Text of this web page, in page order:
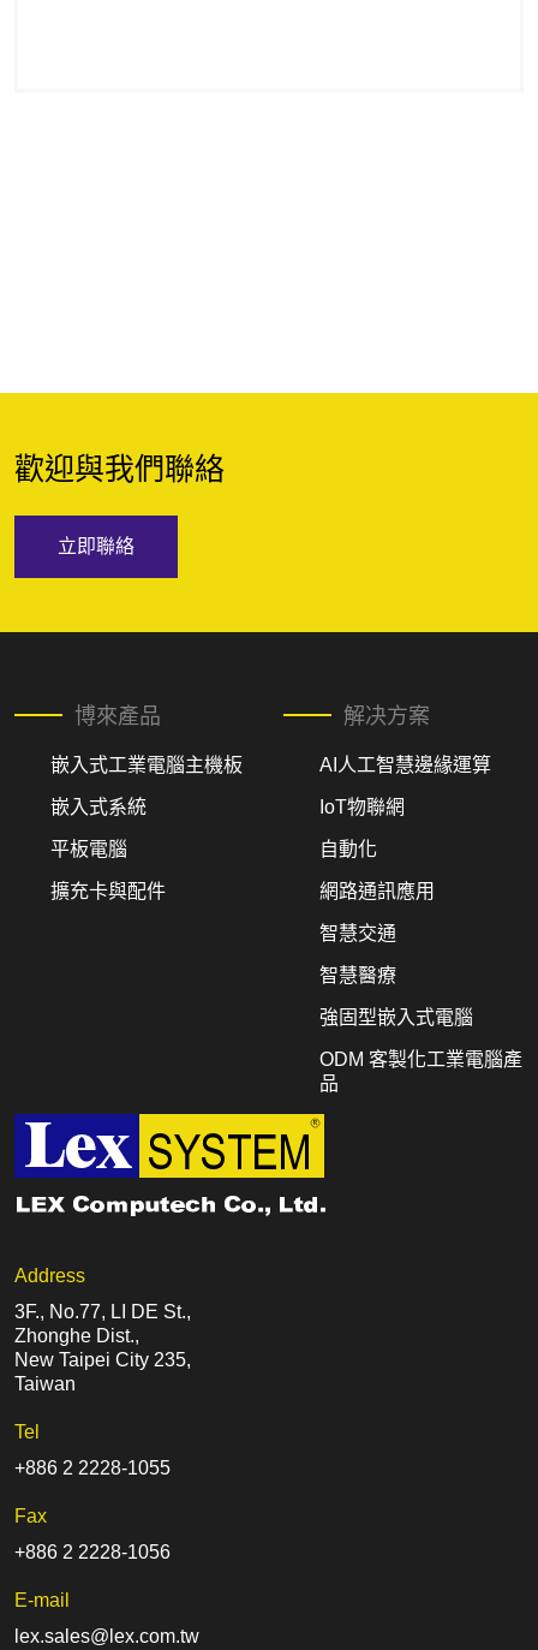
歡迎與我們聯絡
立即聯絡
博來產品
嵌入式工業電腦主機板
嵌入式系統
平板電腦
擴充卡與配件
解决方案
AI人工智慧邊緣運算
IoT物聯網
自動化
網路通訊應用
智慧交通
智慧醫療
強固型嵌入式電腦
ODM 客製化工業電腦產
品
Address
3F., No.77, LI DE St.,
Zhonghe Dist.,
New Taipei City 235,
Taiwan
Tel
+886 2 2228-1055
Fax
+886 2 2228-1056
E-mail
lex.sales@lex.com.tw